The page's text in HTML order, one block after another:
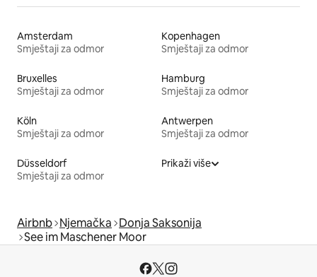
Amsterdam
Smještaji za odmor
Kopenhagen
Smještaji za odmor
Bruxelles
Smještaji za odmor
Hamburg
Smještaji za odmor
Köln
Smještaji za odmor
Antwerpen
Smještaji za odmor
Düsseldorf
Smještaji za odmor
Prikaži više
Airbnb Njemačka Donja Saksonija
See im Maschener Moor